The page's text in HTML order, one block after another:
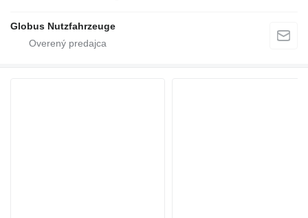
Globus Nutzfahrzeuge